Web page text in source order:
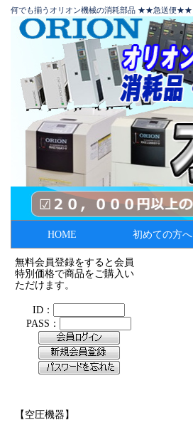
何でも揃うオリオン機械の消耗部品 ★★急送便★★
HOME 初めての方へ
無料会員登録をすると会員
特別価格で商品をご購入い
ただけます。
【空圧機器】